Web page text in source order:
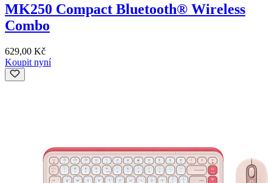
MK250 Compact Bluetooth® Wireless
Combo
629,00 Kč
Koupit nyní